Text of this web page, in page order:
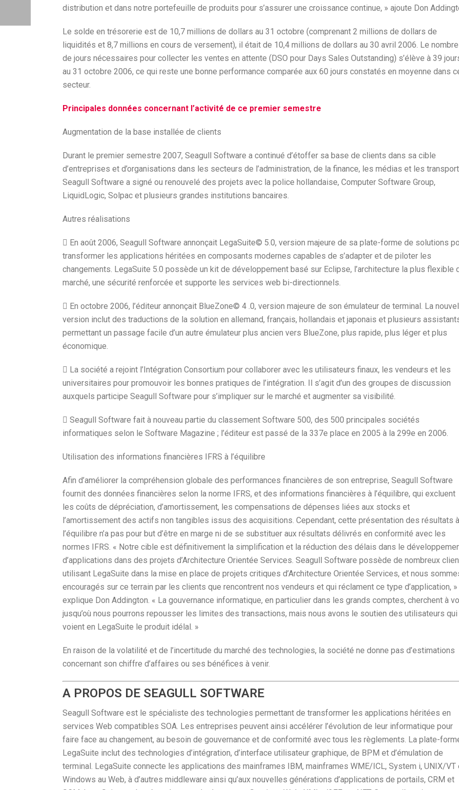
distribution et dans notre portefeuille de produits pour s’assurer une croissance continue, » ajoute Don
Le solde en trésorerie est de 10,7 millions de dollars au 31 octobre (comprenant 2 millions de dollars de
liquidités et 8,7 millions en cours de versement), il était de 10,4 millions de dollars au 30 avril 2006. Le nombre
de jours nécessaires pour collecter les ventes en attente (DSO pour Days Sales Outstanding) s’élève à 39
au 31 octobre 2006, ce qui reste une bonne performance comparée aux 60 jours constatés en moyenne dans
secteur.
Principales données concernant l’activité de ce premier semestre
Augmentation de la base installée de clients
Durant le premier semestre 2007, Seagull Software a continué d’étoffer sa base de clients dans sa cible
d’entreprises et d’organisations dans les secteurs de l’administration, de la finance, les médias et les
Seagull Software a signé ou renouvelé des projets avec la police hollandaise, Computer Software Group,
LiquidLogic, Solpac et plusieurs grandes institutions bancaires.
Autres réalisations
 En août 2006, Seagull Software annonçait LegaSuite© 5.0, version majeure de sa plate-forme de solutions
transformer les applications héritées en composants modernes capables de s’adapter et de piloter les
changements. LegaSuite 5.0 possède un kit de développement basé sur Eclipse, l’architecture la plus flexible
marché, une sécurité renforcée et supporte les services web bi-directionnels.
 En octobre 2006, l’éditeur annonçait BlueZone© 4 .0, version majeure de son émulateur de terminal. La
version inclut des traductions de la solution en allemand, français, hollandais et japonais et plusieurs
permettant un passage facile d’un autre émulateur plus ancien vers BlueZone, plus rapide, plus léger et plus
économique.
 La société a rejoint l’Intégration Consortium pour collaborer avec les utilisateurs finaux, les vendeurs et les
universitaires pour promouvoir les bonnes pratiques de l’intégration. Il s’agit d’un des groupes de discussion
auxquels participe Seagull Software pour s’impliquer sur le marché et augmenter sa visibilité.
 Seagull Software fait à nouveau partie du classement Software 500, des 500 principales sociétés
informatiques selon le Software Magazine ; l’éditeur est passé de la 337e place en 2005 à la 299e en 2006.
Utilisation des informations financières IFRS à l’équilibre
Afin d’améliorer la compréhension globale des performances financières de son entreprise, Seagull Software
fournit des données financières selon la norme IFRS, et des informations financières à l’équilibre, qui excluent
les coûts de dépréciation, d’amortissement, les compensations de dépenses liées aux stocks et
l’amortissement des actifs non tangibles issus des acquisitions. Cependant, cette présentation des résultats à
l’équilibre n’a pas pour but d’être en marge ni de se substituer aux résultats délivrés en conformité avec les
normes IFRS. « Notre cible est définitivement la simplification et la réduction des délais dans le
d’applications dans des projets d’Architecture Orientée Services. Seagull Software possède de nombreux
utilisant LegaSuite dans la mise en place de projets critiques d’Architecture Orientée Services, et nous
encouragés sur ce terrain par les clients que rencontrent nos vendeurs et qui réclament ce type d’application, »
explique Don Addington. « La gouvernance informatique, en particulier dans les grands comptes, cherchent à
jusqu’où nous pourrons repousser les limites des transactions, mais nous avons le soutien des utilisateurs qui
voient en LegaSuite le produit idélal. »
En raison de la volatilité et de l’incertitude du marché des technologies, la société ne donne pas d’estimations
concernant son chiffre d’affaires ou ses bénéfices à venir.
A PROPOS DE SEAGULL SOFTWARE
Seagull Software est le spécialiste des technologies permettant de transformer les applications héritées en
services Web compatibles SOA. Les entreprises peuvent ainsi accélérer l’évolution de leur informatique pour
faire face au changement, au besoin de gouvernance et de conformité avec tous les règlements. La plate-
LegaSuite inclut des technologies d’intégration, d’interface utilisateur graphique, de BPM et d’émulation de
terminal. LegaSuite connecte les applications des mainframes IBM, mainframes WME/ICL, System i, UNIX/VT
Windows au Web, à d’autres middleware ainsi qu’aux nouvelles générations d’applications de portails, CRM et